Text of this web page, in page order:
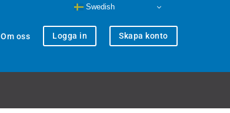
Om oss Logga in Skapa konto
Swedish